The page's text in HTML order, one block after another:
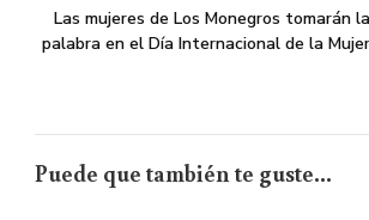
Las mujeres de Los Monegros tomarán la
palabra en el Día Internacional de la Mujer
Puede que también te guste...